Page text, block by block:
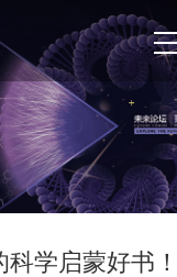
科学启蒙好书